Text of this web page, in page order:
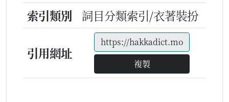
索引類別
詞目分類索引/衣著裝扮
引用網址
複製